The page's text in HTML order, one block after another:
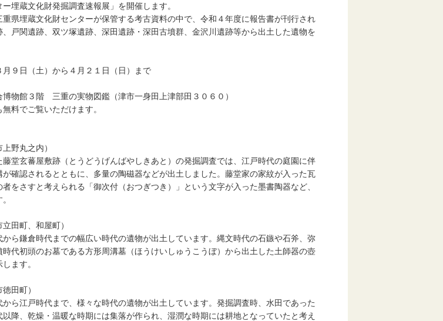
埋蔵文化財発掘調査速報展」を開催します。
県埋蔵文化財センターが保管する考古資料の中で、令和４年度に報告書が刊行され
戸関遺跡、双ツ塚遺跡、深田遺跡・深田古墳群、金沢川遺跡等から出土した遺物を
９日（土）から４月２１日（日）まで
物館３階 三重の実物図鑑（津市一身田上津部田３０６０）
ご覧いただけます。
野丸之内）
堂玄蕃屋敷跡（とうどうげんばやしきあと）の発掘調査では、江戸時代の庭園に伴
が確認されるとともに、多量の陶磁器などが出土しました。藤堂家の家紋が入った瓦
をさすと考えられる「御次付（おつぎつき）」という文字が入った墨書陶器など、
田町、和屋町）
ら鎌倉時代までの幅広い時代の遺物が出土しています。縄文時代の石鏃や石斧、弥
代初頭のお墓である方形周溝墓（ほうけいしゅうこうぼ）から出土した土師器の壺
ます。
田町）
から江戸時代まで、様々な時代の遺物が出土しています。発掘調査時、水田であった
以降、乾燥・温暖な時期には集落が作られ、湿潤な時期には耕地となっていたと考え